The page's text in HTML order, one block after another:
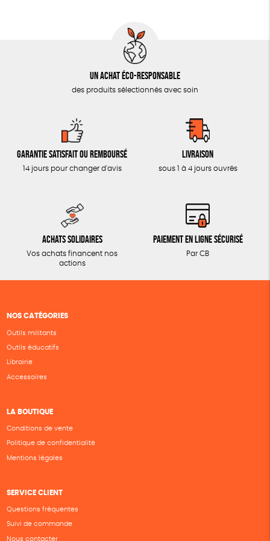
CUISINE / NUTRITION
ACCESSOIRES
Un achat éco-responsable
des produits sélectionnés avec soin
Garantie satisfait ou remboursé
14 jours pour changer d'avis
Livraison
sous 1 à 4 jours ouvrés
Achats solidaires
Vos achats financent nos
actions
Paiement en ligne sécurisé
Par CB
NOS CATÉGORIES
Outils militants
Outils éducatifs
Librairie
Accessoires
LA BOUTIQUE
Conditions de vente
Politique de confidentialité
Mentions légales
SERVICE CLIENT
Questions fréquentes
Suivi de commande
Nous contacter